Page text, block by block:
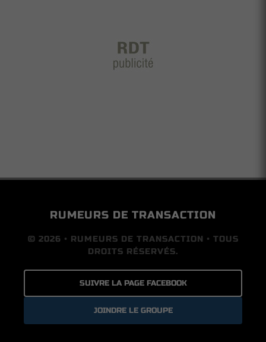
RUMEURS DE TRANSACTION
© 2026 • RUMEURS DE TRANSACTION • TOUS
DROITS RÉSERVÉS.
SUIVRE LA PAGE FACEBOOK
JOINDRE LE GROUPE